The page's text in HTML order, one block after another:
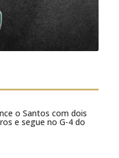
o Santos com dois
e segue no G-4 do